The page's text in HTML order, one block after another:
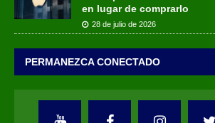
en lugar de comprarlo
28 de julio de 2026
PERMANEZCA CONECTADO